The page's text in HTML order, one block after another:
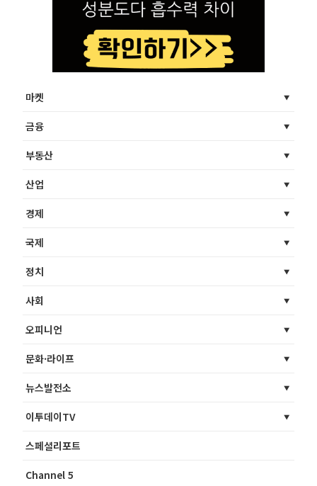
마켓
금융
부동산
산업
경제
국제
정치
사회
오피니언
문화·라이프
뉴스발전소
이투데이TV
스페셜리포트
Channel 5